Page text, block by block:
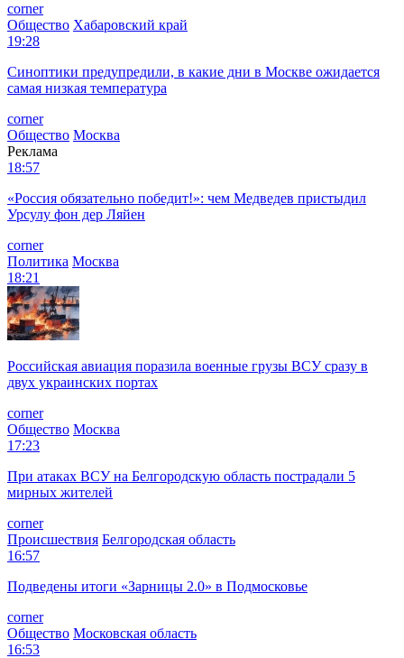
corner
Общество Хабаровский край
19:28
Синоптики предупредили, в какие дни в Москве ожидается
самая низкая температура
corner
Общество Москва
Реклама
18:57
«Россия обязательно победит!»: чем Медведев пристыдил
Урсулу фон дер Ляйен
corner
Политика Москва
18:21
Российская авиация поразила военные грузы ВСУ сразу в
двух украинских портах
corner
Общество Москва
17:23
При атаках ВСУ на Белгородскую область пострадали 5
мирных жителей
corner
Происшествия Белгородская область
16:57
Подведены итоги «Зарницы 2.0» в Подмосковье
corner
Общество Московская область
16:53